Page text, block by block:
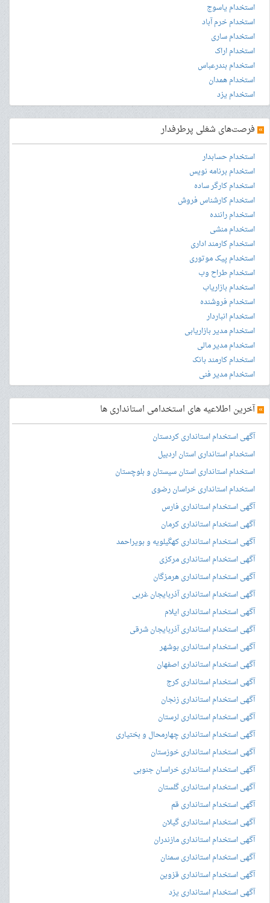
استخدام یاسوج
استخدام خرم آباد
استخدام ساری
استخدام اراک
استخدام بندرعباس
استخدام همدان
استخدام یزد
» فرصت‌های شغلی پرطرفدار
استخدام حسابدار
استخدام برنامه نویس
استخدام کارگر ساده
استخدام کارشناس فروش
استخدام راننده
استخدام منشی
استخدام کارمند اداری
استخدام پیک موتوری
استخدام طراح وب
استخدام بازاریاب
استخدام فروشنده
استخدام انباردار
استخدام مدیر بازاریابی
استخدام مدیر مالی
استخدام کارمند بانک
استخدام مدیر فنی
»آخرین اطلاعیه های استخدامی استانداری ها
آگهی استخدام استانداری کردستان
استخدام استانداری استان اردبیل
استخدام استانداری استان سیستان و بلوچستان
استخدام استانداری خراسان رضوی
آگهی استخدام استانداری فارس
آگهی استخدام استانداری کرمان
آگهی استخدام استانداری کهگیلویه و بویراحمد
آگهی استخدام استانداری مرکزی
آگهی استخدام استانداری هرمزگان
آگهی استخدام استانداری آذربایجان غربی
آگهی استخدام استانداری ایلام
آگهی استخدام استانداری آذربایجان شرقی
آگهی استخدام استانداری بوشهر
آگهی استخدام استانداری اصفهان
آگهی استخدام استانداری کرج
آگهی استخدام استانداری زنجان
آگهی استخدام استانداری لرستان
آگهی استخدام استانداری چهارمحال و بختیاری
آگهی استخدام استانداری خوزستان
آگهی استخدام استانداری خراسان جنوبی
آگهی استخدام استانداری گلستان
آگهی استخدام استانداری قم
آگهی استخدام استانداری گیلان
آگهی استخدام استانداری مازندران
آگهی استخدام استانداری سمنان
آگهی استخدام استانداری قزوین
آگهی استخدام استانداری یزد